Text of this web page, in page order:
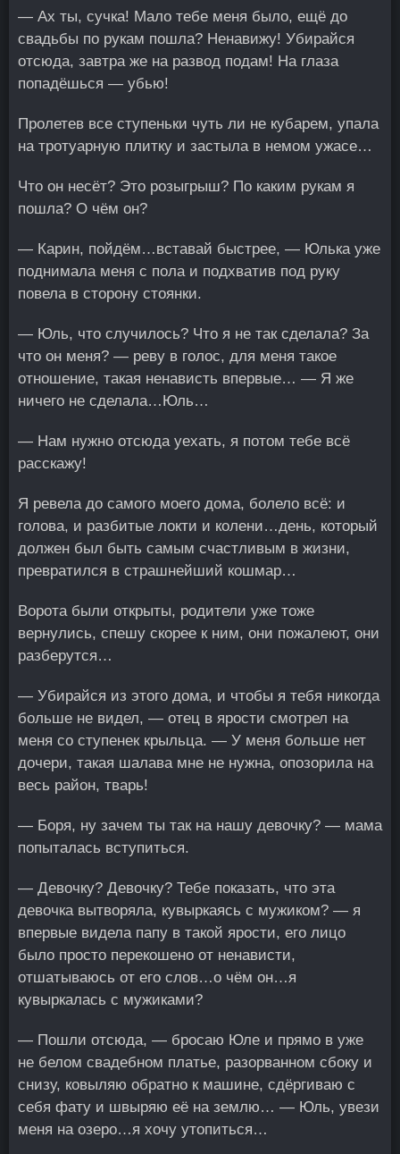
— Ах ты, сучка! Мало тебе меня было, ещё до
свадьбы по рукам пошла? Ненавижу! Убирайся
отсюда, завтра же на развод подам! На глаза
попадёшься — убью!
Пролетев все ступеньки чуть ли не кубарем, упала
на тротуарную плитку и застыла в немом ужасе…
Что он несёт? Это розыгрыш? По каким рукам я
пошла? О чём он?
— Карин, пойдём…вставай быстрее, — Юлька уже
поднимала меня с пола и подхватив под руку
повела в сторону стоянки.
— Юль, что случилось? Что я не так сделала? За
что он меня? — реву в голос, для меня такое
отношение, такая ненависть впервые… — Я же
ничего не сделала…Юль…
— Нам нужно отсюда уехать, я потом тебе всё
расскажу!
Я ревела до самого моего дома, болело всё: и
голова, и разбитые локти и колени…день, который
должен был быть самым счастливым в жизни,
превратился в страшнейший кошмар…
Ворота были открыты, родители уже тоже
вернулись, спешу скорее к ним, они пожалеют, они
разберутся…
— Убирайся из этого дома, и чтобы я тебя никогда
больше не видел, — отец в ярости смотрел на
меня со ступенек крыльца. — У меня больше нет
дочери, такая шалава мне не нужна, опозорила на
весь район, тварь!
— Боря, ну зачем ты так на нашу девочку? — мама
попыталась вступиться.
— Девочку? Девочку? Тебе показать, что эта
девочка вытворяла, кувыркаясь с мужиком? — я
впервые видела папу в такой ярости, его лицо
было просто перекошено от ненависти,
отшатываюсь от его слов…о чём он…я
кувыркалась с мужиками?
— Пошли отсюда, — бросаю Юле и прямо в уже
не белом свадебном платье, разорванном сбоку и
снизу, ковыляю обратно к машине, сдёргиваю с
себя фату и швыряю её на землю… — Юль, увези
меня на озеро…я хочу утопиться…